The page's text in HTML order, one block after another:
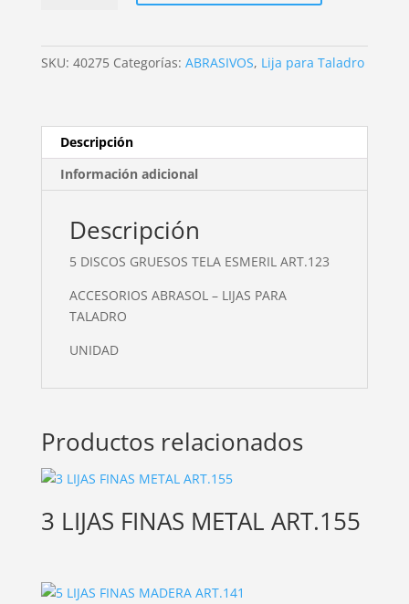
SKU: 40275 Categorías: ABRASIVOS, Lija para Taladro
Descripción
Información adicional
Descripción
5 DISCOS GRUESOS TELA ESMERIL ART.123
ACCESORIOS ABRASOL – LIJAS PARA
TALADRO
UNIDAD
Productos relacionados
3 LIJAS FINAS METAL ART.155